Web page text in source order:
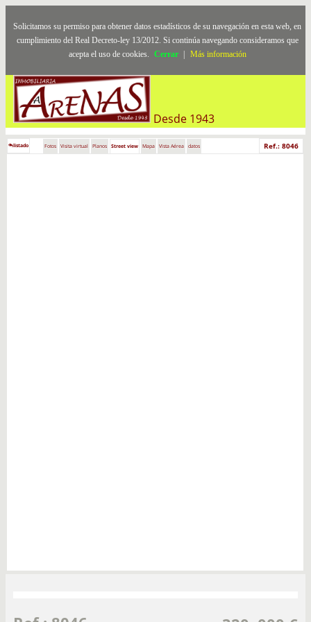
Solicitamos su permiso para obtener datos estadísticos de su navegación en esta web, en
cumplimiento del Real Decreto-ley 13/2012. Si continúa navegando consideramos que
acepta el uso de cookies. Cerrar Más información
Desde 1943
listado Fotos Visita virtual Planos Street view Mapa Vista Aérea datos Ref.: 8046